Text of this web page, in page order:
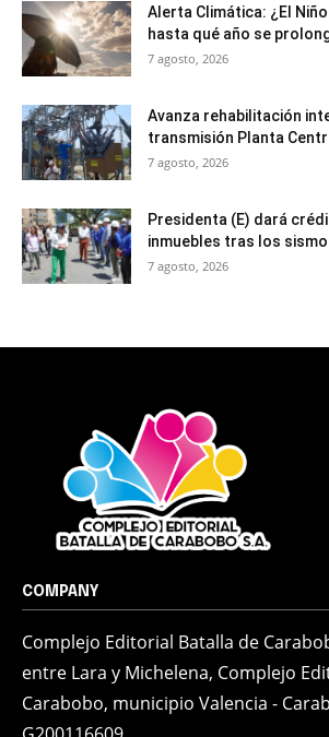
Alerta Climática: ¿El
hasta qué año se
7 agosto, 2026
Avanza rehabilitación
transmisión Planta
7 agosto, 2026
Presidenta (E) dará
inmuebles tras los
7 agosto, 2026
COMPANY
Complejo Editorial Batalla de
entre Lara y Michelena, Complejo
Carabobo, municipio Valencia -